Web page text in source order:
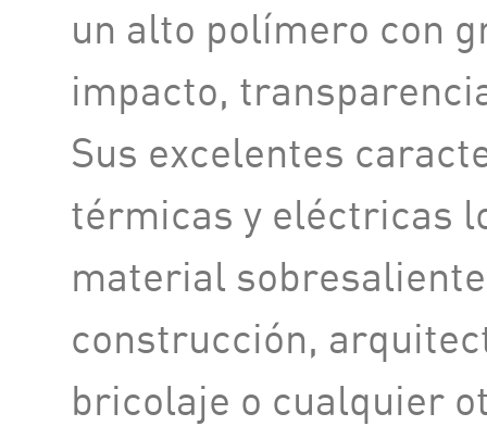
un alto polímero con
impacto,
Sus excelentes
térmicas y eléctricas
material
construcción,
bricolaje o cualquier